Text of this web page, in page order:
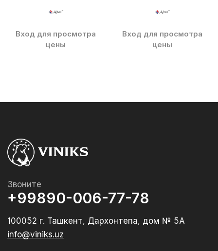
Вход для просмотра
цены
Вход для просмотра
цены
Звоните
+99890-006-77-78
100052 г. Ташкент, Дархонтепа, дом № 5А
info@viniks.uz